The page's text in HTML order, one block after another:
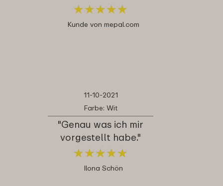
★★★★★
★★★★★
Kunde von mepal.com
11-10-2021
Farbe: Wit
"Genau was ich mir
vorgestellt habe."
★★★★★
★★★★★
Ilona Schön